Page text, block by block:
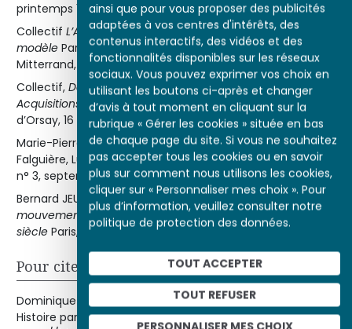
ainsi que pour vous proposer des publicités
adaptées à vos centres d'intérêts, des
contenus interactifs, des vidéos et des
fonctionnalités disponibles sur les réseaux
sociaux. Vous pouvez exprimer vos choix en
utilisant les boutons ci-après et changer
d’avis à tout moment en cliquant sur la
rubrique « Gérer les cookies » située en bas
de chaque page du site. Si vous ne souhaitez
pas accepter tous les cookies ou en savoir
plus sur comment nous utilisons les cookies,
cliquer sur « Personnaliser mes choix ». Pour
plus d’information, veuillez consulter notre
politique de protection des données.
TOUT ACCEPTER
TOUT REFUSER
printemps 1998, p. 70-83.
Collectif L’Art du nu au XIXesiècle. Le Photographe et son
modèle Paris, Bibliothèque nationale de France François-
Mitterrand, 14 octobre 1997-18 janvier 1998, p. 72-75.
Collectif, De l’impressionnisme à l’Art nouveau.
Acquisitions du musée d’Orsay 1990-1996Paris, Musée
d’Orsay, 16 octobre 1996-5 janvier 1997, p. 129.
Marie-Pierre SALÉ « Nouvelles acquisitions. Alexandre
Falguière, Lutteurs » in48/14. La Revue du musée d’Orsay
n° 3, septembre 1996, p. 28-29.
Bernard JEU et Ronald HUBSCHERL’Histoire en
mouvements : le sport dans la société française XIXe-XX
siècle Paris, Armand Colin, 1992.
Pour citer cet article
Dominique LOBSTEIN, « L'Essor de la lutte française »,
Histoire par l'image [en ligne], consulté le 07/08/2026. URL